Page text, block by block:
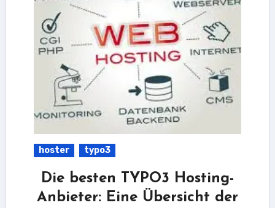
hoster typo3
Die besten TYPO3 Hosting-
Anbieter: Eine Übersicht der